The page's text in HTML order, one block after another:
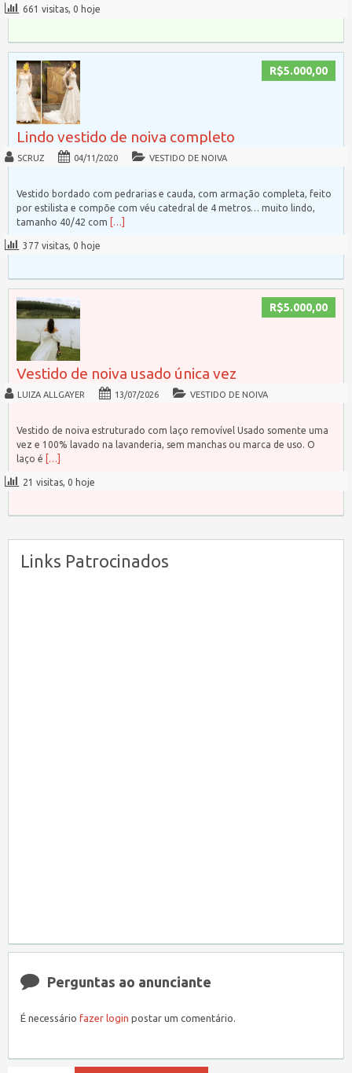
661 visitas, 0 hoje
R$5.000,00
Lindo vestido de noiva completo
SCRUZ 04/11/2020 VESTIDO DE NOIVA
Vestido bordado com pedrarias e cauda, com armação completa, feito
por estilista e compõe com véu catedral de 4 metros… muito lindo,
tamanho 40/42 com […]
377 visitas, 0 hoje
R$5.000,00
Vestido de noiva usado única vez
LUIZA ALLGAYER 13/07/2026 VESTIDO DE NOIVA
Vestido de noiva estruturado com laço removível Usado somente uma
vez e 100% lavado na lavanderia, sem manchas ou marca de uso. O
laço é […]
21 visitas, 0 hoje
Links Patrocinados
Perguntas ao anunciante
É necessário fazer login postar um comentário.